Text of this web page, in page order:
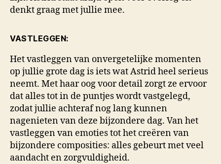
denkt graag met jullie mee.
VASTLEGGEN:
Het vastleggen van onvergetelijke momenten
op jullie grote dag is iets wat Astrid heel serieus
neemt. Met haar oog voor detail zorgt ze ervoor
dat alles tot in de puntjes wordt vastgelegd,
zodat jullie achteraf nog lang kunnen
nagenieten van deze bijzondere dag. Van het
vastleggen van emoties tot het creëren van
bijzondere composities: alles gebeurt met veel
aandacht en zorgvuldigheid.